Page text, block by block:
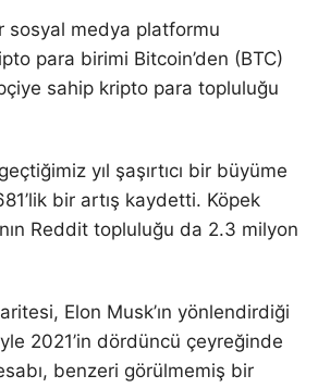
sosyal medya platformu
para birimi Bitcoin’den (BTC)
sahip kripto para topluluğu
yıl şaşırtıcı bir büyüme
bir artış kaydetti. Köpek
Reddit topluluğu da 2.3 milyon
Elon Musk’ın yönlendirdiği
2021’in dördüncü çeyreğinde
benzeri görülmemiş bir